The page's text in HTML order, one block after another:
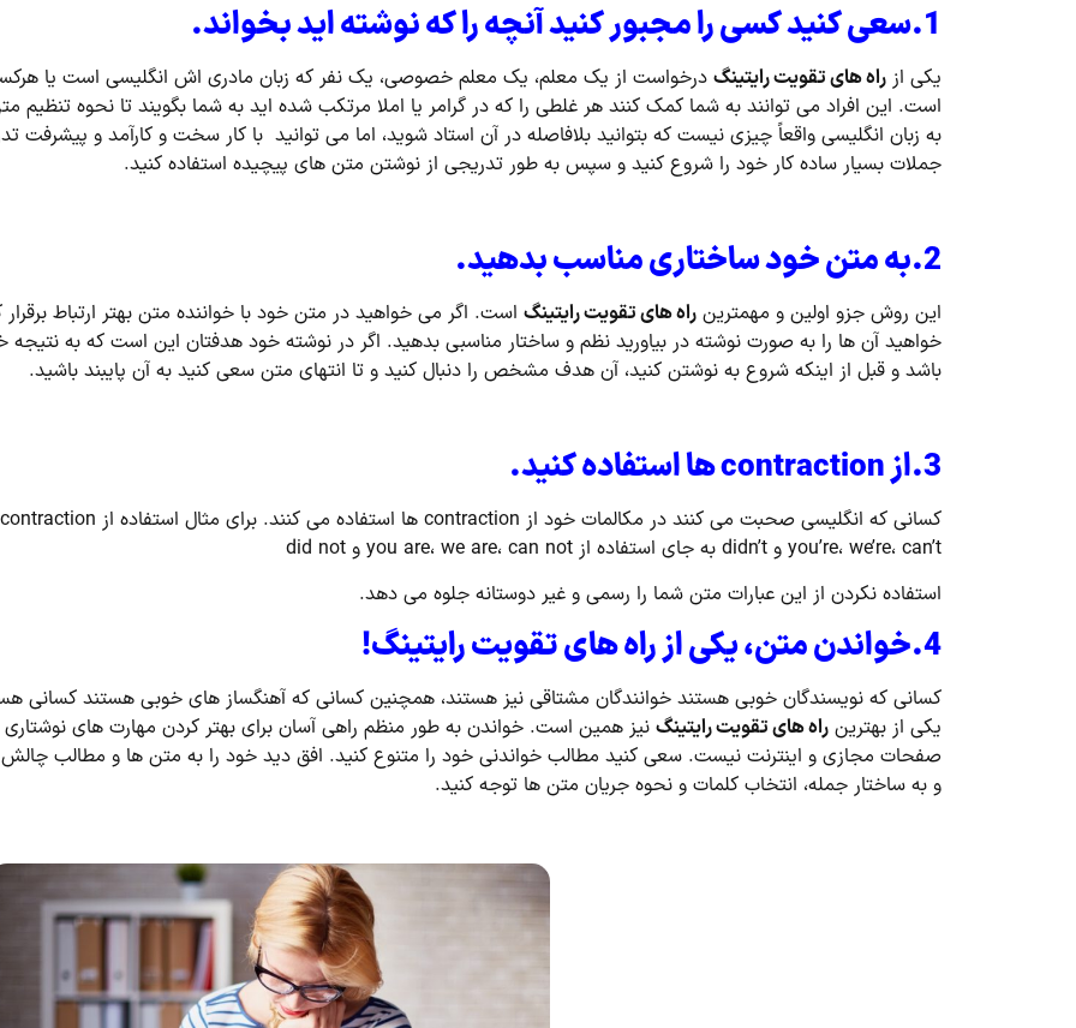
1.سعی کنید کسی را مجبور کنید آنچه را که نوشته اید بخواند.
یکی از راه های تقویت رایتینگ درخواست از یک معلم، یک معلم خصوصی، یک نفر که زبان مادری اش انگلیسی است یا
است. این افراد می توانند به شما کمک کنند هر غلطی را که در گرامر یا املا مرتکب شده اید به شما بگویند تا نحوه تنظیم
به زبان انگلیسی واقعاً چیزی نیست که بتوانید بلافاصله در آن استاد شوید، اما می توانید با کار سخت و کارآمد و پیشرفت
جملات بسیار ساده کار خود را شروع کنید و سپس به طور تدریجی از نوشتن متن های پیچیده استفاده کنید.
2.به متن خود ساختاری مناسب بدهید.
این روش جزو اولین و مهمترین راه های تقویت رایتینگ است. اگر می خواهید در متن خود با خواننده متن بهتر ارتباط
خواهید آن ها را به صورت نوشته در بیاورید نظم و ساختار مناسبی بدهید. اگر در نوشته خود هدفتان این است که به نتیجه
باشد و قبل از اینکه شروع به نوشتن کنید، آن هدف مشخص را دنبال کنید و تا انتهای متن سعی کنید به آن پایبند باشید.
3.از contractionها استفاده کنید.
you’re، we’re، can’t و didn’t به جای استفاده از you are، we are، can not و did not
استفاده نکردن از این عبارات متن شما را رسمی و غیر دوستانه جلوه می دهد.
4.خواندن متن، یکی از راه های تقویت رایتینگ!
کسانی که نویسندگان خوبی هستند خوانندگان مشتاقی نیز هستند، همچنین کسانی که آهنگساز های خوبی هستند
یکی از بهترین راه های تقویت رایتینگ نیز همین است. خواندن به طور منظم راهی آسان برای بهتر کردن مهارت های
صفحات مجازی و اینترنت نیست. سعی کنید مطالب خواندنی خود را متنوع کنید. افق دید خود را به متن ها و مطالب
و به ساختار جمله، انتخاب کلمات و نحوه جریان متن ها توجه کنید.